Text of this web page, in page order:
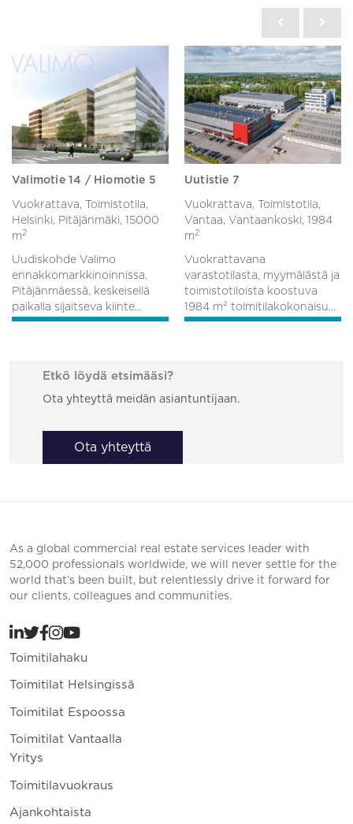
Valimotie 14 / Hiomotie 5
Vuokrattava, Toimistotila,
Helsinki, Pitäjänmäki, 15000
m 2
Uudiskohde Valimo
ennakkomarkkinoinnissa.
Pitäjänmäessä, keskeisellä
paikalla sijaitseva kiinte...
Uutistie 7
Vuokrattava, Toimistotila,
Vantaa, Vantaankoski, 1984
m 2
Vuokrattavana
varastotilasta, myymälästä ja
toimistotiloista koostuva
1984 m² toimitilakokonaisu...
Etkö löydä etsimääsi?
Ota yhteyttä meidän asiantuntijaan.
Ota yhteyttä
As a global commercial real estate services leader with
52,000 professionals worldwide, we will never settle for the
world that’s been built, but relentlessly drive it forward for
our clients, colleagues and communities.
Toimitilahaku
Toimitilat Helsingissä
Toimitilat Espoossa
Toimitilat Vantaalla
Yritys
Toimitilavuokraus
Ajankohtaista